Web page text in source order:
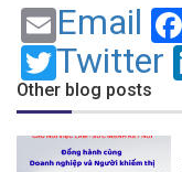
Email
Twitter
Other blog posts